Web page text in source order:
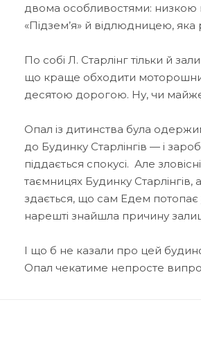
двома особливостями: низкою
«Підзем’я» й відлюдницею,
По собі Л. Старлінг тільки й
що краще обходити
десятою дорогою. Ну, чи майже
Опал із дитинства була
до Будинку Старлінгів — і
піддається спокусі. Але
таємницях Будинку
здається, що сам Едем
нарешті знайшла причину
І що б не казали про цей
Опал чекатиме непросте